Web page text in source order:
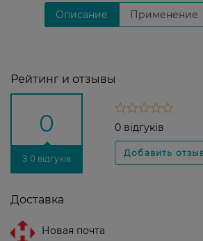
Описание Применение
Рейтинг и отзывы
0
З 0 відгуків
0 відгуків
Доставка
Новая почта